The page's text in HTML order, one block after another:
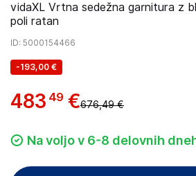
vidaXL Vrtna sedežna garnitura z
poli ratan
ID: 5000154466
-193,00 €
483 49 €676,49 €
Na voljo v 6-8 delovnih